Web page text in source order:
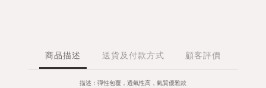
商品描述 送貨及付款方式 顧客評價
描述：彈性包覆，透氣性高，氣質優雅款